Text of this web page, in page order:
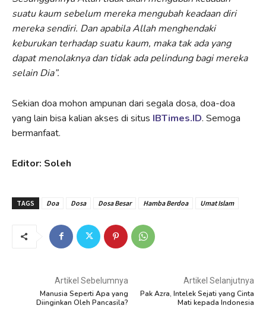
suatu kaum sebelum mereka mengubah keadaan diri
mereka sendiri. Dan apabila Allah menghendaki
keburukan terhadap suatu kaum, maka tak ada yang
dapat menolaknya dan tidak ada pelindung bagi mereka
selain Dia”.
Sekian doa mohon ampunan dari segala dosa, doa-doa
yang lain bisa kalian akses di situs IBTimes.ID. Semoga
bermanfaat.
Editor: Soleh
TAGS Doa Dosa Dosa Besar Hamba Berdoa Umat Islam
Artikel Sebelumnya
Manusia Seperti Apa yang
Diinginkan Oleh Pancasila?
Artikel Selanjutnya
Pak Azra, Intelek Sejati yang Cinta
Mati kepada Indonesia